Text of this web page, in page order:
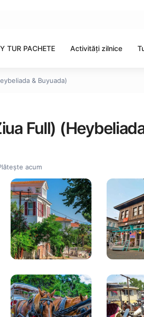
TUR PACHETE Activități zilnice
& Buyuada)
Full)
acum